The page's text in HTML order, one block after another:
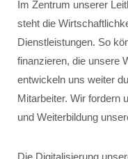
Im Zentrum unserer
steht die
Dienstleistungen. So
finanzieren, die unsere
entwickeln uns weiter
Mitarbeiter. Wir fordern
und Weiterbildung
Die Digitalisierung